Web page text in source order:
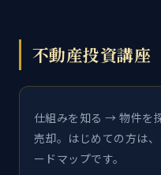
不動産投資講座
仕組みを知る → 物件
売却。はじめての方は
ードマップです。